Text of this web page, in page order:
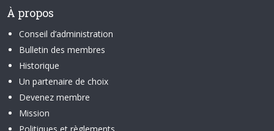
À propos
Conseil d’administration
Bulletin des membres
Historique
Un partenaire de choix
Devenez membre
Mission